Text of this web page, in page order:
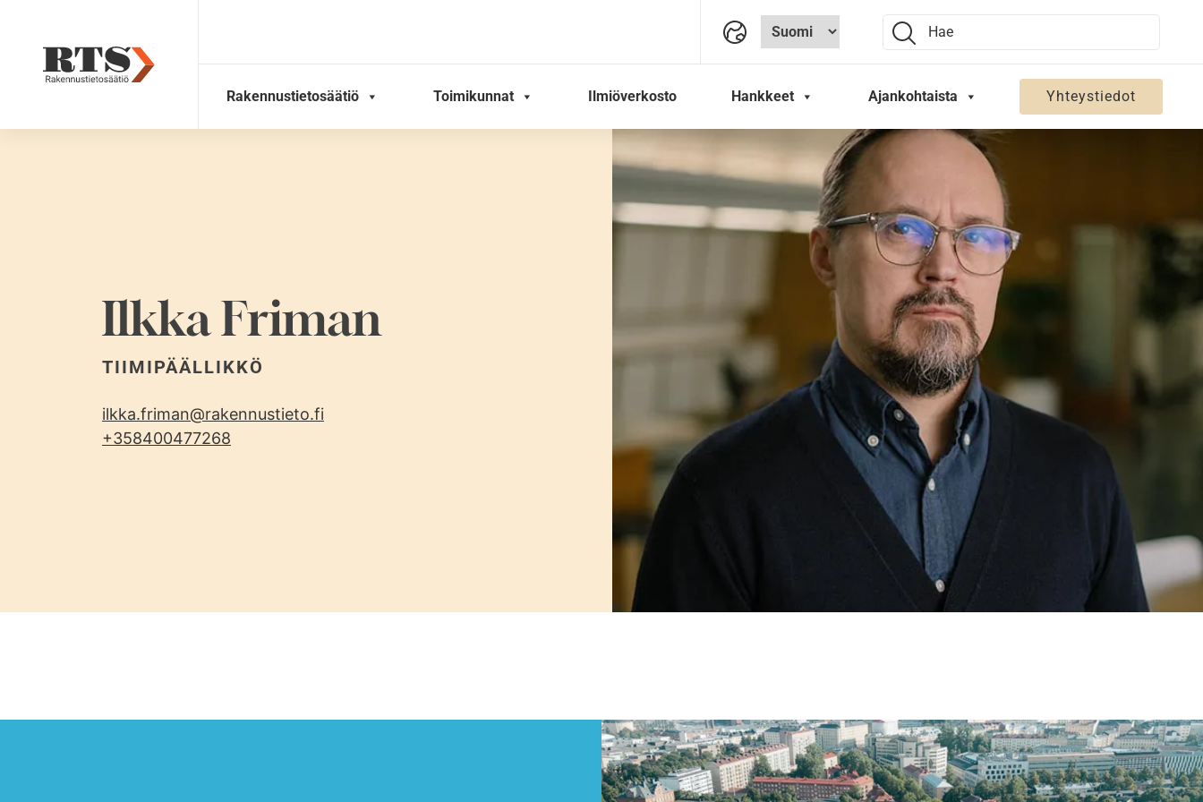
content
Search:
Rakennustietosäätiö Toimikunnat Ilmiöverkosto Hankkeet Ajankohtaista Yhteystiedot
Ilkka Friman
TIIMIPÄÄLLIKKÖ
ilkka.friman@rakennustieto.fi
+358400477268